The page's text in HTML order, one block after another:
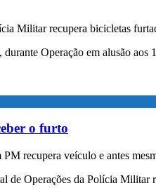
Militar recupera bicicletas
Operação em alusão
o furto
PM recupera veículo e antes
Operações da Polícia